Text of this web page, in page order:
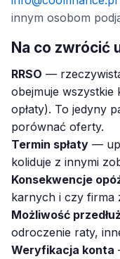
innym osobom
Na co zwrócić
RRSO —
obejmuje
opłaty). To jedyny
porównać oferty.
Termin spłaty —
koliduje z innymi
Konsekwencje
karnych i czy firma
Możliwość
odroczenie raty,
Weryfikacja konta